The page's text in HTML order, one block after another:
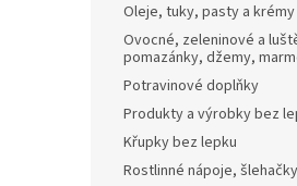
Oleje, tuky, pasty a krémy
Ovocné, zeleninové a
pomazánky, džemy,
Potravinové doplňky
Produkty a výrobky bez
Křupky bez lepku
Rostlinné nápoje,